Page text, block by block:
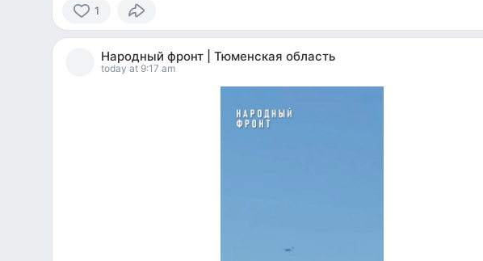
1
1
reactedНародный фронт | Тюменская область
today at 9:17 am